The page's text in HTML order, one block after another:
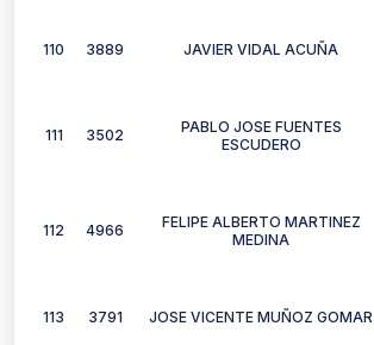
110 3889 JAVIER VIDAL ACUÑA
111 3502
PABLO JOSE FUENTES
ESCUDERO
112 4966
FELIPE ALBERTO MARTINEZ
MEDINA
113 3791 JOSE VICENTE MUÑOZ GOMAR